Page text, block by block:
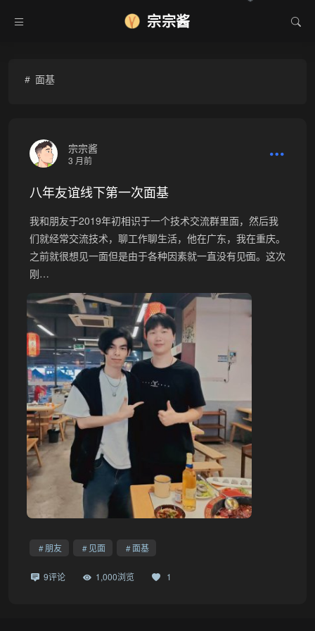
宗宗酱
面基
宗宗酱
3 月前
八年友谊线下第一次面基
我和朋友于2019年初相识于一个技术交流群里面，然后我
们就经常交流技术，聊工作聊生活，他在广东，我在重庆。
之前就很想见一面但是由于各种因素就一直没有见面。这次
刚…
朋友 见面 面基
9评论 1,000浏览 1